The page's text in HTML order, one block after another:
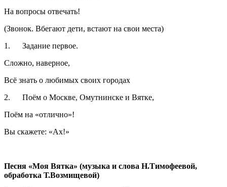
На вопросы отвечать!
(Звонок. Вбегают дети, встают на свои места)
1. Задание первое.
Сложно, наверное,
Всё знать о любимых своих городах
2. Поём о Москве, Омутнинске и Вятке,
Поём на «отлично»!
Вы скажете: «Ах!»
Песня «Моя Вятка» (музыка и слова Н.Тимофеевой,
обработка Т.Возмищевой)